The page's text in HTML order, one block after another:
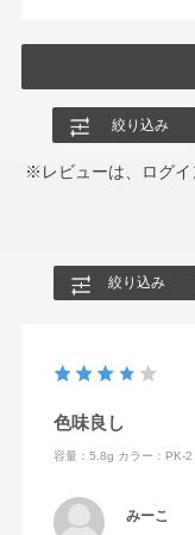
絞り込み
※レビューは、ログイ
絞り込み
色味良し
容量：5.8g カラー：PK-
みーこ